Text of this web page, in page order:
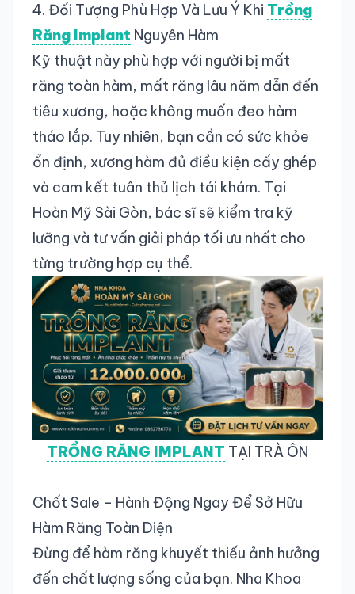
4. Đối Tượng Phù Hợp Và Lưu Ý Khi Trồng
Răng Implant Nguyên Hàm
Kỹ thuật này phù hợp với người bị mất
răng toàn hàm, mất răng lâu năm dẫn đến
tiêu xương, hoặc không muốn đeo hàm
tháo lắp. Tuy nhiên, bạn cần có sức khỏe
ổn định, xương hàm đủ điều kiện cấy ghép
và cam kết tuân thủ lịch tái khám. Tại
Hoàn Mỹ Sài Gòn, bác sĩ sẽ kiểm tra kỹ
lưỡng và tư vấn giải pháp tối ưu nhất cho
từng trường hợp cụ thể.
TRỒNG RĂNG IMPLANT TẠI TRÀ ÔN
Chốt Sale – Hành Động Ngay Để Sở Hữu
Hàm Răng Toàn Diện
Đừng để hàm răng khuyết thiếu ảnh hưởng
đến chất lượng sống của bạn. Nha Khoa